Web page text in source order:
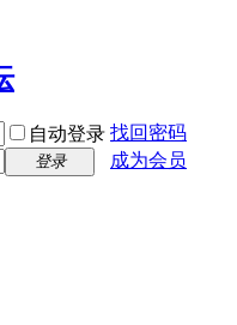
自动登录 找回密码
登录
成为会员